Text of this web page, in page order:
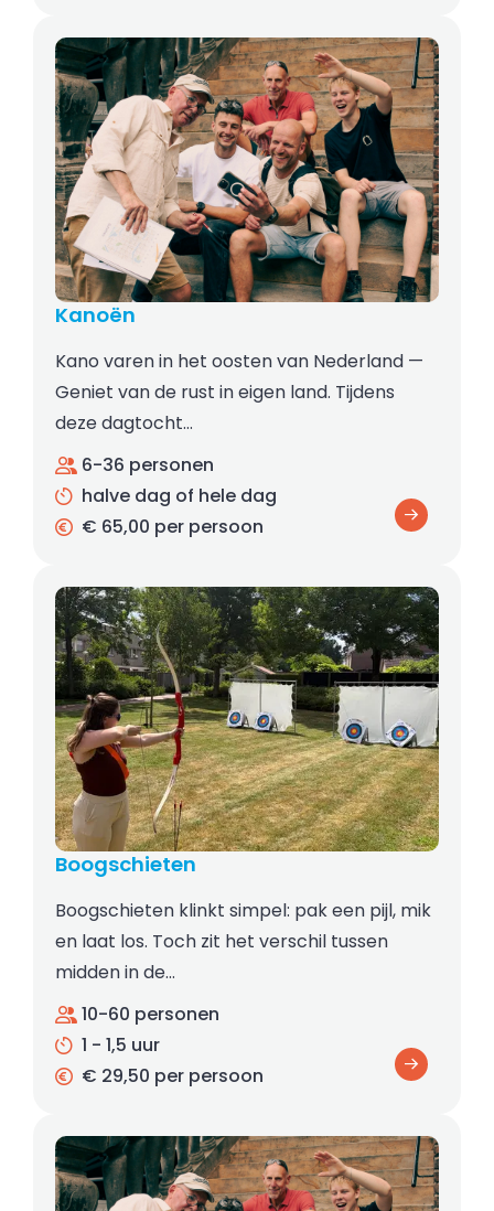
Kanoën
Kano varen in het oosten van Nederland —
Geniet van de rust in eigen land. Tijdens
deze dagtocht…
6-36 personen
halve dag of hele dag
€ 65,00 per persoon
Boogschieten
Boogschieten klinkt simpel: pak een pijl, mik
en laat los. Toch zit het verschil tussen
midden in de…
10-60 personen
1 - 1,5 uur
€ 29,50 per persoon